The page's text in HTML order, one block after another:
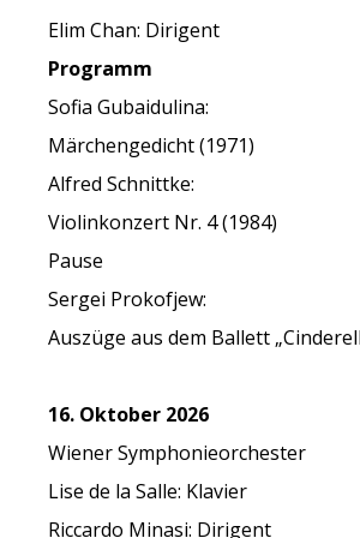
Elim Chan: Dirigent
Programm
Sofia Gubaidulina:
Märchengedicht (1971)
Alfred Schnittke:
Violinkonzert Nr. 4 (1984)
Pause
Sergei Prokofjew:
Auszüge aus dem Ballett
16. Oktober 2026
Wiener Symphonieorchester
Lise de la Salle: Klavier
Riccardo Minasi: Dirigent